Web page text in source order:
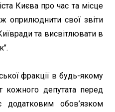
Києва про час та місце
оприлюднити свої звіти
та висвітлювати в
фракції в будь-якому
кожного депутата перед
обов’язком